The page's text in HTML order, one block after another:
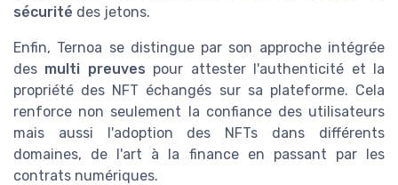
sécurité des jetons.
Enfin, Ternoa se distingue par son approche intégrée
des multi preuves pour attester l'authenticité et la
propriété des NFT échangés sur sa plateforme. Cela
renforce non seulement la confiance des utilisateurs
mais aussi l'adoption des NFTs dans différents
domaines, de l'art à la finance en passant par les
contrats numériques.